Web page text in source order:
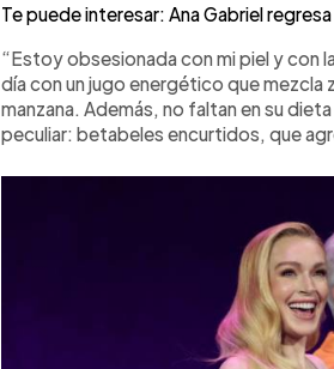
Te puede interesar: Ana Gabriel
“Estoy obsesionada con mi piel y con
día con un jugo energético que mezcla
manzana. Además, no faltan en su
peculiar: betabeles encurtidos, que